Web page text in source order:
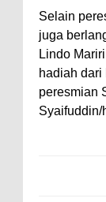
Selain
juga
Lindo
hadiah dari
peresmian
Syaifuddin/